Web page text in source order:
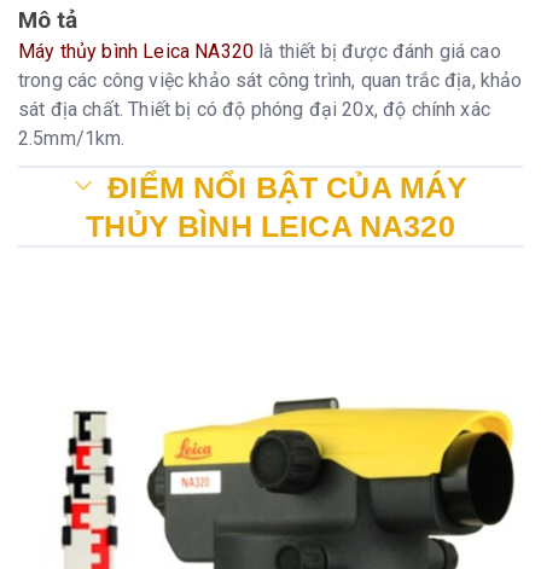
Mô tả
Máy thủy bình Leica NA320 là thiết bị được đánh giá cao
trong các công việc khảo sát công trình, quan trắc địa, khảo
sát địa chất. Thiết bị có độ phóng đại 20x, độ chính xác
2.5mm/1km.
ĐIỂM NỔI BẬT CỦA MÁY
THỦY BÌNH LEICA NA320